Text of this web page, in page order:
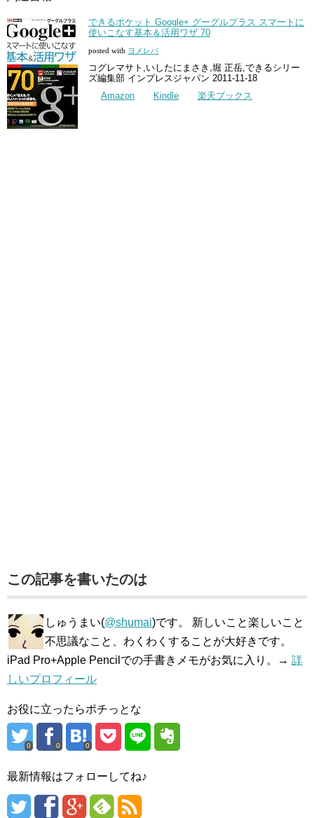
できるポケット Google+ グーグルプラス スマートに
使いこなす基本＆活用ワザ 70
posted with ヨメレバ
コグレマサト,いしたにまさき,堀 正岳,できるシリー
ズ編集部 インプレスジャパン 2011-11-18
Amazon
Kindle 楽天ブックス
この記事を書いたのは
しゅうまい(@shumai)です。 新しいこと楽しいこと
不思議なこと、わくわくすることが大好きです。
iPad Pro+Apple Pencilでの手書きメモがお気に入り。→ 詳
しいプロフィール
お役に立ったらポチっとな
0 0 0
最新情報はフォローしてね♪